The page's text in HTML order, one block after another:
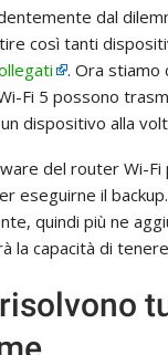
dal
così tanti
. Ora stiamo
Fi 5 possono
dispositivo alla
del router Wi-
eseguirne il
quindi più ne
la capacità di